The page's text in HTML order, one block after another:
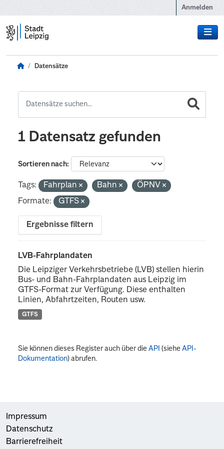
Anmelden
Datensätze
1 Datensatz gefunden
Sortieren nach
Tags: Fahrplan Bahn
ÖPNV
Formate:
GTFS
Ergebnisse filtern
LVB-Fahrplandaten
Die Leipziger Verkehrsbetriebe (LVB) stellen hierin
Bus- und Bahn-Fahrplandaten aus Leipzig im
GTFS-Format zur Verfügung. Diese enthalten
Linien, Abfahrtzeiten, Routen usw.
GTFS
Sie können dieses Register auch über dieAPI (sieheAPI-
Dokumentation) abrufen.
Impressum
Datenschutz
Barrierefreiheit